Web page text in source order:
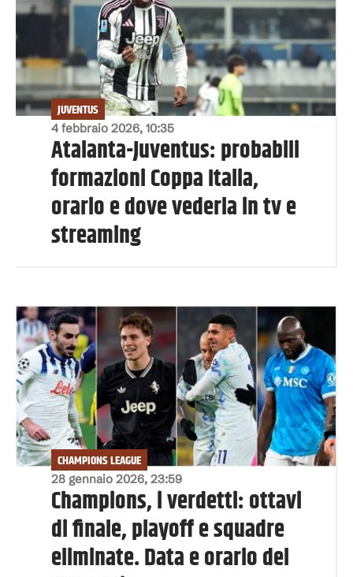
4 febbraio 2026, 10:35
JUVENTUS
Atalanta-Juventus: probabili
formazioni Coppa Italia,
orario e dove vederla in tv e
streaming
28 gennaio 2026, 23:59
CHAMPIONS LEAGUE
Champions, i verdetti: ottavi
di finale, playoff e squadre
eliminate. Data e orario del